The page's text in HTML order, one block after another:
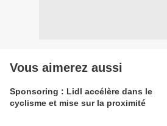
Vous aimerez aussi
Sponsoring : Lidl accélère dans le
cyclisme et mise sur la proximité